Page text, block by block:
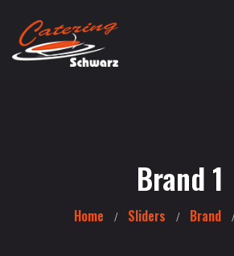
Brand 1
Home Sliders Brand